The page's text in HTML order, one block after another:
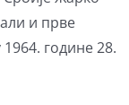
и прве
године 28.